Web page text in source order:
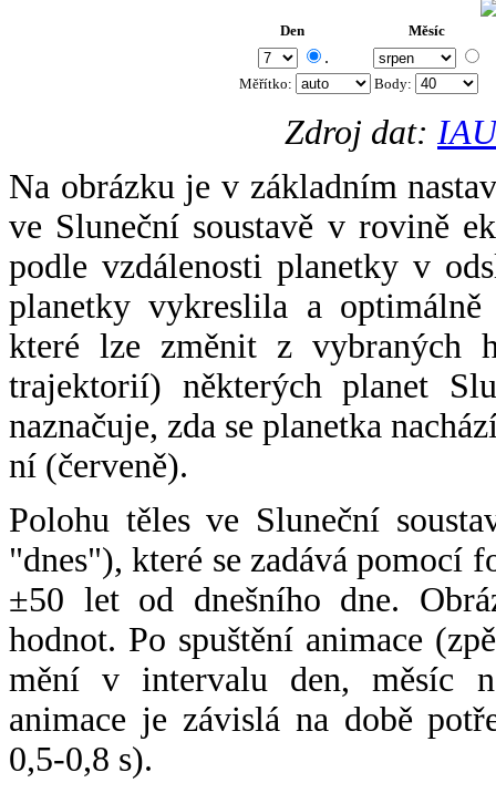
Den Měsíc
.
Měřítko: Body:
Zdroj dat:
Na obrázku je v základním
ve Sluneční soustavě v rovině
podle vzdálenosti planetky v
planetky vykreslila a
které lze změnit z vybraných
trajektorií) některých planet
naznačuje, zda se planetka
ní (červeně).
Polohu těles ve Sluneční
"dnes"), které se zadává pomocí
±50 let od dnešního dne.
hodnot. Po spuštění animace
mění v intervalu den, měsíc
animace je závislá na době
0,5-0,8 s).